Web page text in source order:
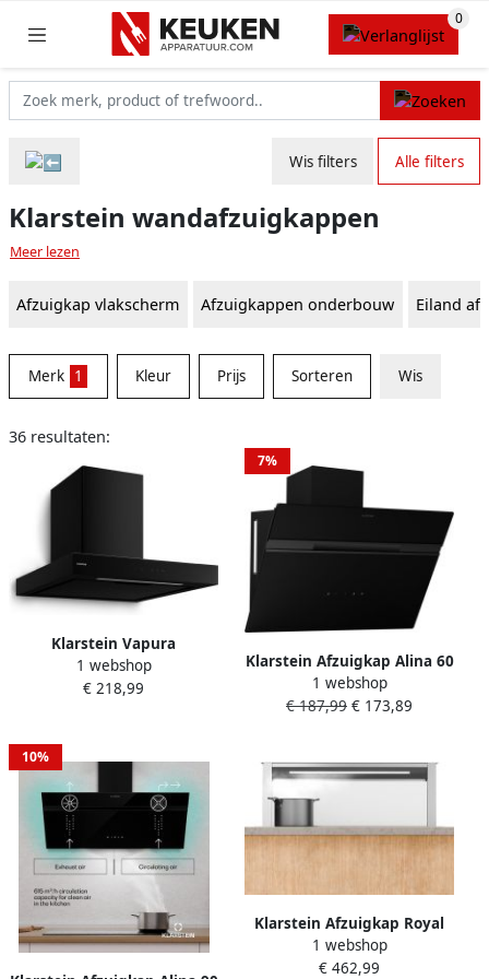
Wis filters Alle filters
Klarstein wandafzuigkappen
Meer lezen
Afzuigkap vlakscherm Afzuigkappen onderbouw Eiland
Merk 1 Kleur Prijs Sorteren Wis
36 resultaten:
Klarstein Vapura
wandafzuigkap – afzuigkap
609 m³ h warmtesensor
1 webshop
€ 218,99
7%
Klarstein Afzuigkap Alina 60
cm Wandafzuigkap 600 m³
u Luchtstroom
Touchbediening
Recirculatiebedrijf Zwart
230W 52 dB voor Keuken
RVS Wit Rood Dampkap
1 webshop
€ 187,99 € 173,89
10%
Klarstein Afzuigkap Royal
Flush Eco Downdraft 713 8
m³ u Downdraft
1 webshop
€ 462,99